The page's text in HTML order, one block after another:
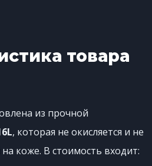
товара
​​из прочной
, которая не окисляется и не
коже. В стоимость входит: